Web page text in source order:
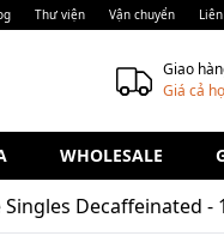
Thư viện Vận chuyển
Giao
Giá cả
WHOLESALE
Decaffeinated -